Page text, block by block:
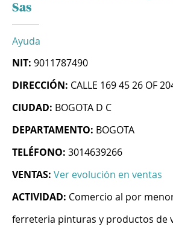
Sas
Ayuda
NIT: 9011787490
DIRECCIÓN: CALLE 169 45 26 OF
CIUDAD: BOGOTA D C
DEPARTAMENTO: BOGOTA
TELÉFONO: 3014639266
VENTAS: Ver evolución en ventas
ACTIVIDAD: Comercio al por
ferreteria pinturas y productos de